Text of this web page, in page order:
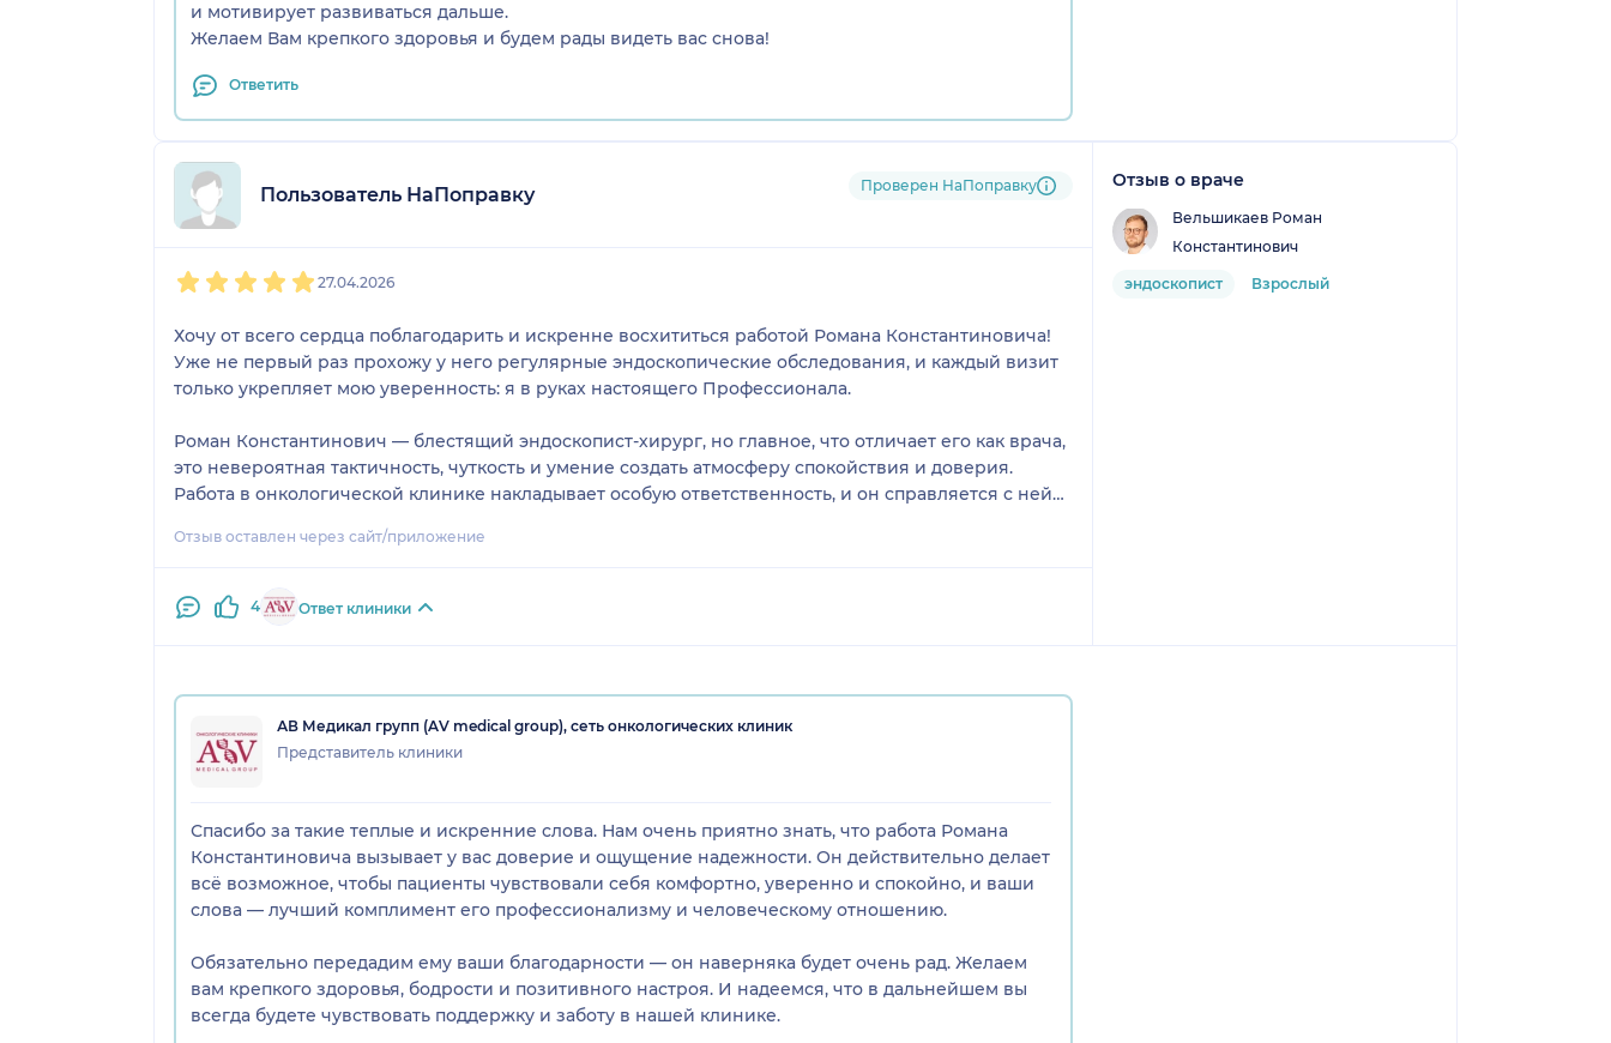
и мотивирует развиваться дальше.
Желаем Вам крепкого здоровья и будем рады видеть вас снова!
Ответить
Пользователь НаПоправку Проверен НаПоправку
27.04.2026
Хочу от всего сердца поблагодарить и искренне восхититься работой Романа Константиновича!
Уже не первый раз прохожу у него регулярные эндоскопические обследования, и каждый визит
только укрепляет мою уверенность: я в руках настоящего Профессионала.
Роман Константинович — блестящий эндоскопист-хирург, но главное, что отличает его как врача,
это невероятная тактичность, чуткость и умение создать атмосферу спокойствия и доверия.
Работа в онкологической клинике накладывает особую ответственность, и он справляется с ней
торопит и делает всё, чтобы исследование прошло максимально комфортно. После приёма к нему
Особенно ценно, что он не останавливается на достигнутом: постоянно учится, осваивает
Роман Константинович, спасибо вам за ваш труд, за человеческое отношение и за то, что даже в
непростых медицинских ситуациях с вами чувствуешь надёжность и поддержку. От всей души
Отзыв оставлен через сайт/приложение
4 Ответ клиники
Отзыв о враче
Вельшикаев Роман
Константинович
эндоскопист Взрослый
АВ Медикал групп (AV medical group), сеть онкологических клиник
Представитель клиники
Спасибо за такие теплые и искренние слова. Нам очень приятно знать, что работа Романа
Константиновича вызывает у вас доверие и ощущение надежности. Он действительно делает
всё возможное, чтобы пациенты чувствовали себя комфортно, уверенно и спокойно, и ваши
слова — лучший комплимент его профессионализму и человеческому отношению.
Обязательно передадим ему ваши благодарности — он наверняка будет очень рад. Желаем
вам крепкого здоровья, бодрости и позитивного настроя. И надеемся, что в дальнейшем вы
всегда будете чувствовать поддержку и заботу в нашей клинике.